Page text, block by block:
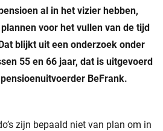
al in het vizier hebben,
voor het vullen van de tijd
blijkt uit een onderzoek onder
55 en 66 jaar, dat is uitgevoerd
BeFrank.
zijn bepaald niet van plan om in